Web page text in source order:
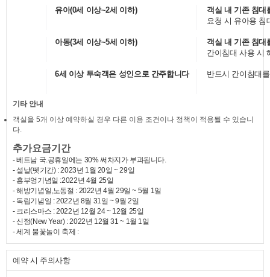
유아(0세 이상~2세 이하)
객실 내 기존 침대
요청 시 유아용 침
아동(3세 이상~5세 이하)
객실 내 기존 침대
간이침대 사용 시
6세 이상 투숙객은 성인으로 간주합니다 반드시 간이침대
기타 안내
객실을 5개 이상 예약하실 경우 다른 이용 조건이나 정책이 적용될 수 있습니
다.
추가요금기간
- 베트남 국.공휴일에는 30% 써차지가 부과됩니다.
- 설날(뗏기간) : 2023년 1월 20일 ~ 29일
- 흥부엉기념일 :2022년 4월 25일
- 해방기념일,노동절 : 2022년 4월 29일 ~ 5월 1일
- 독립기념일 : 2022년 8월 31일 ~ 9월 2일
- 크리스마스 : 2022년 12월 24 ~ 12월 25일
- 신정(New Year) : 2022년 12월 31 ~ 1월 1일
- 세계 불꽃놀이 축제 :
예약 시 주의사항